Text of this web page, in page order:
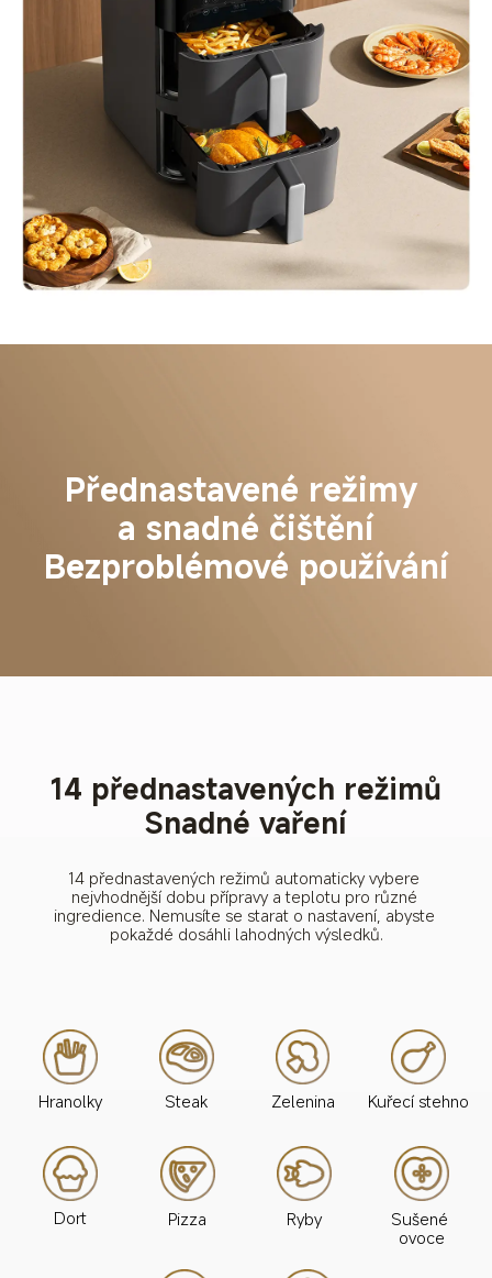
Přednastavené režimy
a snadné čištění
Bezproblémové používání
14 přednastavených režimů
Snadné vaření
14 přednastavených režimů automaticky vybere
nejvhodnější dobu přípravy a teplotu pro různé
ingredience. Nemusíte se starat o nastavení, abyste
pokaždé dosáhli lahodných výsledků.
Hranolky Steak Zelenina Kuřecí stehno
Dort Pizza Ryby
Sušené
ovoce